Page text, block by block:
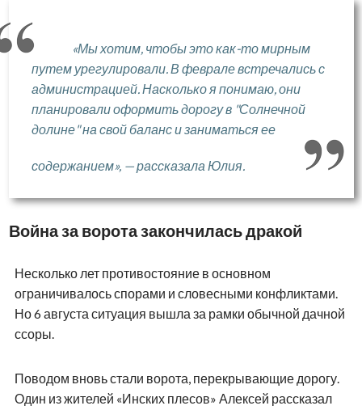
«Мы хотим, чтобы это как-то мирным
путем урегулировали. В феврале встречались с
администрацией. Насколько я понимаю, они
планировали оформить дорогу в "Солнечной
долине" на свой баланс и заниматься ее
содержанием», — рассказала Юлия.
Война за ворота закончилась дракой
Несколько лет противостояние в основном
ограничивалось спорами и словесными конфликтами.
Но 6 августа ситуация вышла за рамки обычной дачной
ссоры.
Поводом вновь стали ворота, перекрывающие дорогу.
Один из жителей «Инских плесов» Алексей рассказал